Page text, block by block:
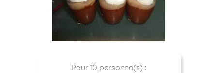
Pour 10 personne(s) :